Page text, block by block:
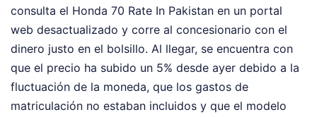
consulta el Honda 70 Rate In Pakistan en un portal
web desactualizado y corre al concesionario con el
dinero justo en el bolsillo. Al llegar, se encuentra con
que el precio ha subido un 5% desde ayer debido a la
fluctuación de la moneda, que los gastos de
matriculación no estaban incluidos y que el modelo